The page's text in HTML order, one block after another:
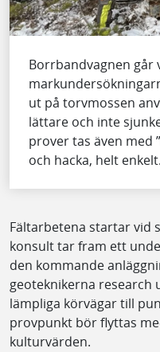
Borrbandvagnen går
ut på torvmossen
lättare och inte
prover tas även med
och hacka, helt enkelt.
Fältarbetena startar vid
konsult tar fram ett
den kommande
geoteknikerna research
lämpliga körvägar till
provpunkt bör flyttas
kulturvärden.